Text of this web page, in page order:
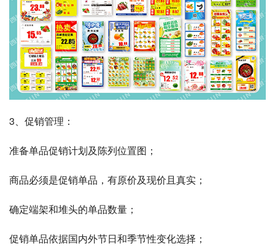
3、促销管理：
准备单品促销计划及陈列位置图；
商品必须是促销单品，有原价及现价且真实；
确定端架和堆头的单品数量；
促销单品依据国内外节日和季节性变化选择；